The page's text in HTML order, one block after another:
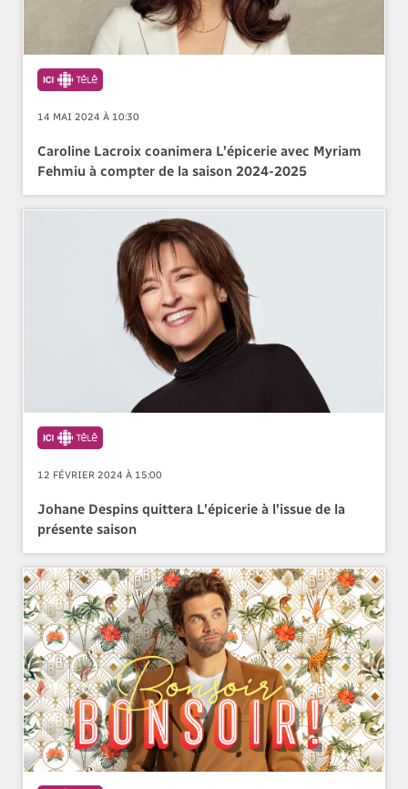
14 MAI 2024 À 10:30
Caroline Lacroix coanimera L’épicerie avec Myriam
Fehmiu à compter de la saison 2024-2025
12 FÉVRIER 2024 À 15:00
Johane Despins quittera L’épicerie à l’issue de la
présente saison